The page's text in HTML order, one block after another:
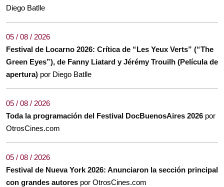
Diego Batlle
05 / 08 / 2026
Festival de Locarno 2026: Crítica de “Les Yeux Verts” (“The
Green Eyes”), de Fanny Liatard y Jérémy Trouilh (Película de
apertura) por Diego Batlle
05 / 08 / 2026
Toda la programación del Festival DocBuenosAires 2026 por
OtrosCines.com
05 / 08 / 2026
Festival de Nueva York 2026: Anunciaron la sección principal
con grandes autores por OtrosCines.com